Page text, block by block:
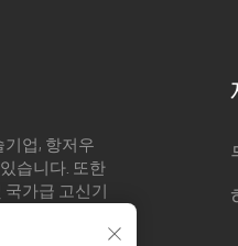
업, 항저우
습니다. 또한
가급 고신기
한 이래 회사